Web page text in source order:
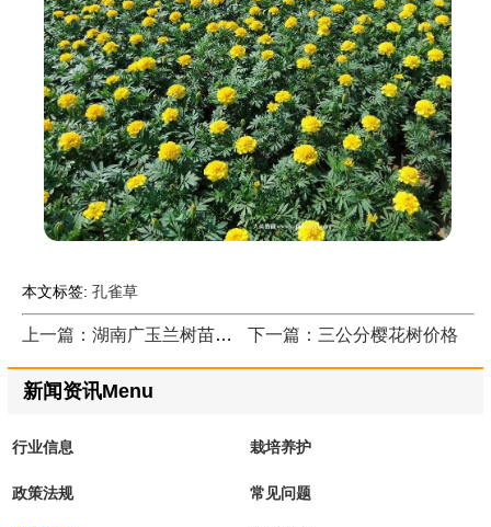
本文标签: 孔雀草
上一篇：湖南广玉兰树苗哪里有卖的 下一篇：三公分樱花树价格
新闻资讯Menu
行业信息 栽培养护
政策法规 常见问题